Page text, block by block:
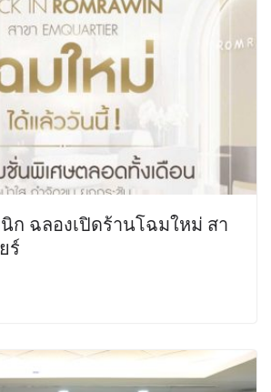
ก ฉลองเปิดร้านโฉมใหม่ สา
ร์